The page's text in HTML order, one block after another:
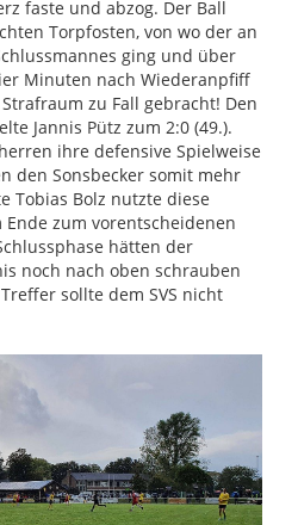
faste und abzog. Der Ball
Torpfosten, von wo der an
ging und über
Minuten nach Wiederanpfiff
zu Fall gebracht! Den
Jannis Pütz zum 2:0 (49.).
ihre defensive Spielweise
den Sonsbecker somit mehr
Tobias Bolz nutzte diese
zum vorentscheidenen
hätten der
noch nach oben schrauben
sollte dem SVS nicht